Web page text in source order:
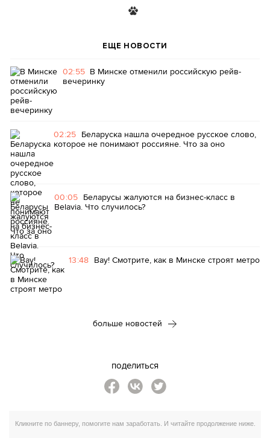
ЕЩЕ НОВОСТИ
02:55 В Минске отменили российскую рейв-
вечеринку
02:25 Беларуска нашла очередное русское слово,
которое не понимают россияне. Что за оно
00:05 Беларусы жалуются на бизнес-класс в
Belavia. Что случилось?
13:48 Вау! Смотрите, как в Минске строят метро
больше новостей
поделиться